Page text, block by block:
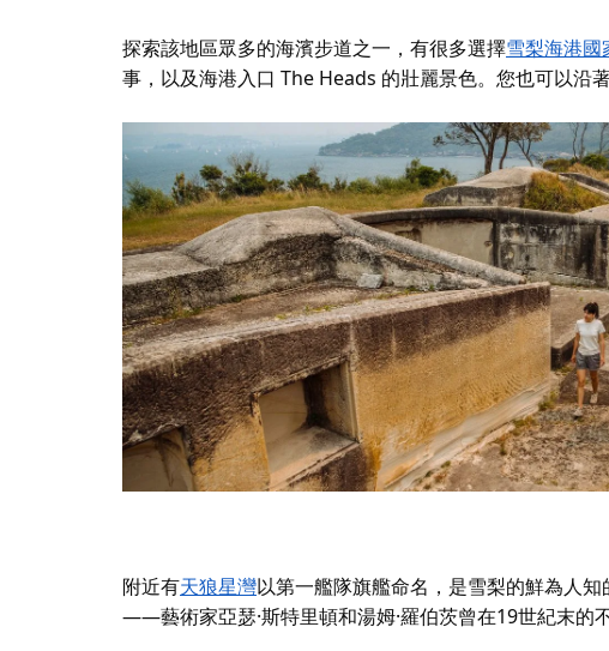
探索該地區眾多的海濱步道之一，有很多選擇雪梨海港國
事，以及海港入口 The Heads 的壯麗景色。您也可以沿
附近有天狼星灣以第一艦隊旗艦命名，是雪梨的鮮為人
——藝術家亞瑟·斯特里頓和湯姆·羅伯茨曾在19世紀末的